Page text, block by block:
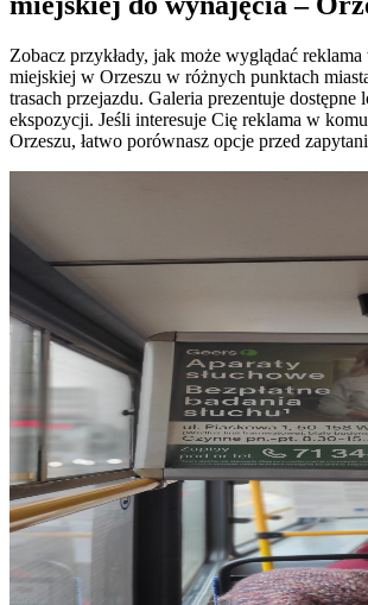
Zobacz przykłady, jak może wyglądać
miejskiej w Orzeszu w różnych punktach
trasach przejazdu. Galeria prezentuje
ekspozycji. Jeśli interesuje Cię reklama w
Orzeszu, łatwo porównasz opcje przed